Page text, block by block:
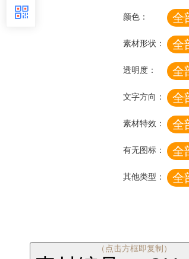
颜色： 全
素材形状： 全
透明度： 全
文字方向： 全
素材特效： 全
有无图标： 全
其他类型： 全
（点击方框即复制）